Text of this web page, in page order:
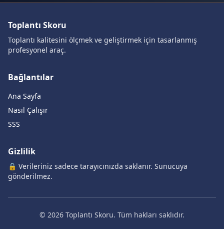
Toplantı Skoru
Toplantı kalitesini ölçmek ve geliştirmek için tasarlanmış
profesyonel araç.
Bağlantılar
Ana Sayfa
Nasıl Çalışır
SSS
Gizlilik
🔒 Verileriniz sadece tarayıcınızda saklanır. Sunucuya
gönderilmez.
© 2026 Toplantı Skoru. Tüm hakları saklıdır.